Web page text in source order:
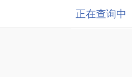
正在查询中